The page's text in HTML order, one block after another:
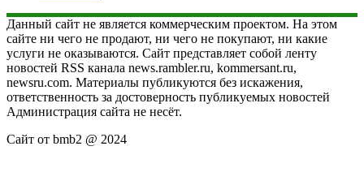
Данный сайт не является коммерческим проектом. На этом
сайте ни чего не продают, ни чего не покупают, ни какие
услуги не оказываются. Сайт представляет собой ленту
новостей RSS канала news.rambler.ru, kommersant.ru,
newsru.com. Материалы публикуются без искажения,
ответственность за достоверность публикуемых новостей
Администрация сайта не несёт.
Сайт от bmb2 @ 2024